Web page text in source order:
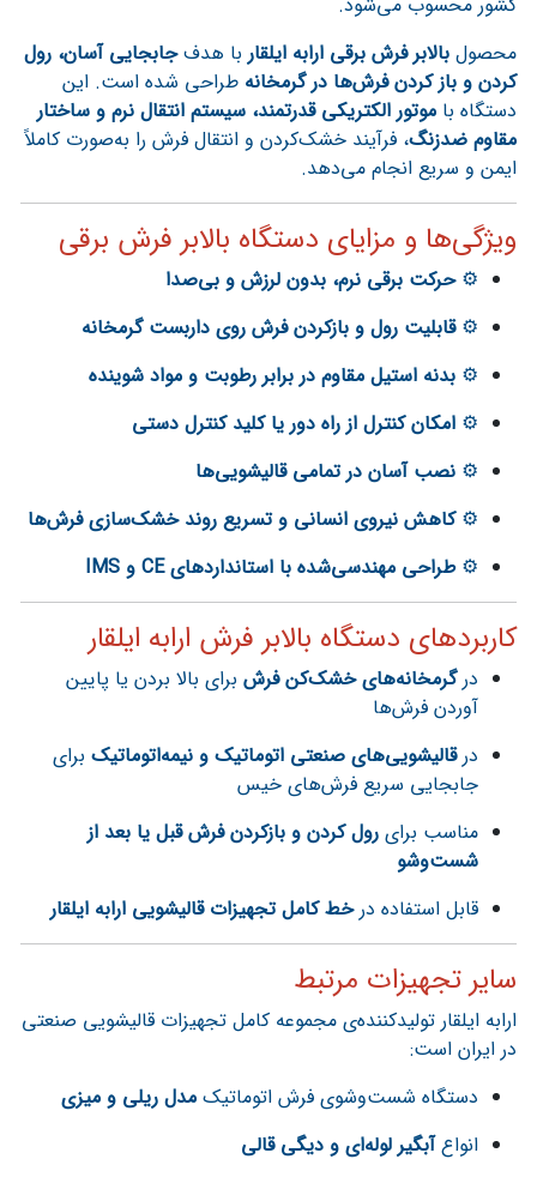
محصول بالابر فرش برقی ارابه ایلقاربا هدفجابجایی آسان، رول
کردن و باز کردن فرش‌ها در گرمخانه طراحی شده است. این
دستگاه با موتور الکتریکی قدرتمند، سیستم انتقال نرم و ساختار
مقاوم ضدزنگ، فرآیند خشک‌کردن و انتقال فرش را به‌صورت کاملاً
ایمن و سریع انجام می‌دهد.
ویژگی‌ها و مزایای دستگاه بالابر فرش برقی
⚙️حرکت برقی نرم، بدون لرزش و بی‌صدا
⚙️قابلیت رول و بازکردن فرش روی داربست گرمخانه
⚙️ بدنه استیل مقاوم در برابر رطوبت و مواد شوینده
⚙️ امکان کنترل از راه دور یا کلید کنترل دستی
⚙️ نصب آسان در تمامی قالیشویی‌ها
⚙️کاهش نیروی انسانی و تسریع روند خشک‌سازی فرش‌ها
⚙️طراحی مهندسی‌شده با استانداردهای CE و IMS
کاربردهای دستگاه بالابر فرش ارابه ایلقار
درگرمخانه‌های خشک‌کن فرش برای بالا بردن یا پایین
آوردن فرش‌ها
درقالیشویی‌های صنعتی اتوماتیک و نیمه‌اتوماتیک برای
جابجایی سریع فرش‌های خیس
مناسب برای رول کردن و بازکردن فرش قبل یا بعد از
شست‌وشو
قابل استفاده درخط کامل تجهیزات قالیشویی ارابه ایلقار
سایر تجهیزات مرتبط
ارابه ایلقار تولیدکننده‌ی مجموعه کامل تجهیزات قالیشویی صنعتی
در ایران است:
دستگاه شست‌وشوی فرش اتوماتیک مدل ریلی و میزی
انواعآبگیر لوله‌ای و دیگی قالی